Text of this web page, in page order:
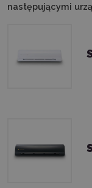
następującymi